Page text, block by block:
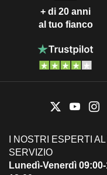
+ di 20 anni
al tuo fianco
I NOSTRI ESPERTI
SERVIZIO
Lunedì-Venerdì